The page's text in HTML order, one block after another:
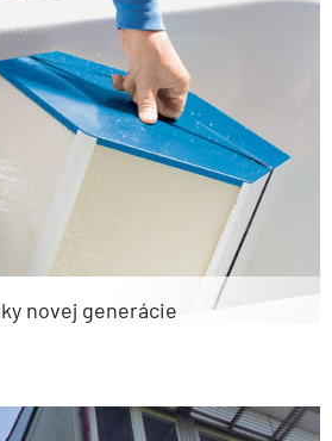
novej generácie